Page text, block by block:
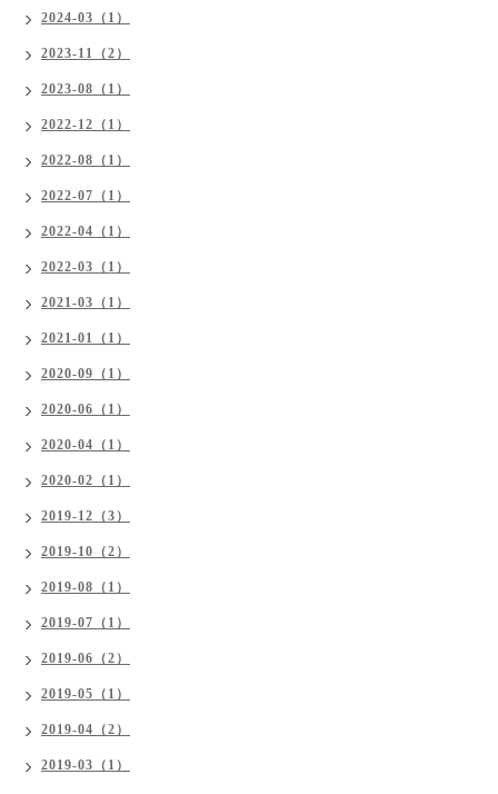
2024-03（1）
2023-11（2）
2023-08（1）
2022-12（1）
2022-08（1）
2022-07（1）
2022-04（1）
2022-03（1）
2021-03（1）
2021-01（1）
2020-09（1）
2020-06（1）
2020-04（1）
2020-02（1）
2019-12（3）
2019-10（2）
2019-08（1）
2019-07（1）
2019-06（2）
2019-05（1）
2019-04（2）
2019-03（1）